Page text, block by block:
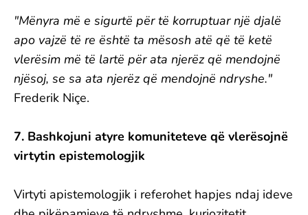
"Mënyra më e sigurtë për të korruptuar një djalë
apo vajzë të re është ta mësosh atë që të ketë
vlerësim më të lartë për ata njerëz që mendojnë
njësoj, se sa ata njerëz që mendojnë ndryshe."
Frederik Niçe.
7. Bashkojuni atyre komuniteteve që vlerësojnë
virtytin epistemologjik
Virtyti apistemologjik i referohet hapjes ndaj ideve